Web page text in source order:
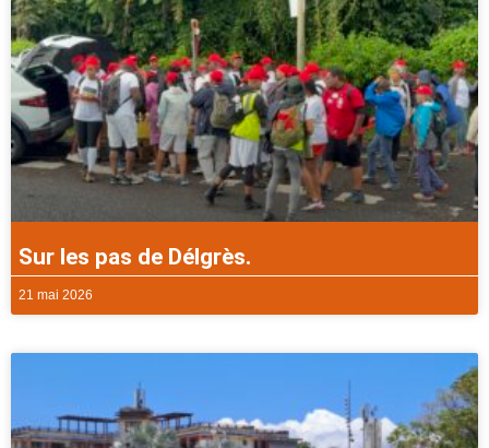
Sur les pas de Délgrès.
21 mai 2026